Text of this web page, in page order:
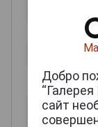
Добро
сайт